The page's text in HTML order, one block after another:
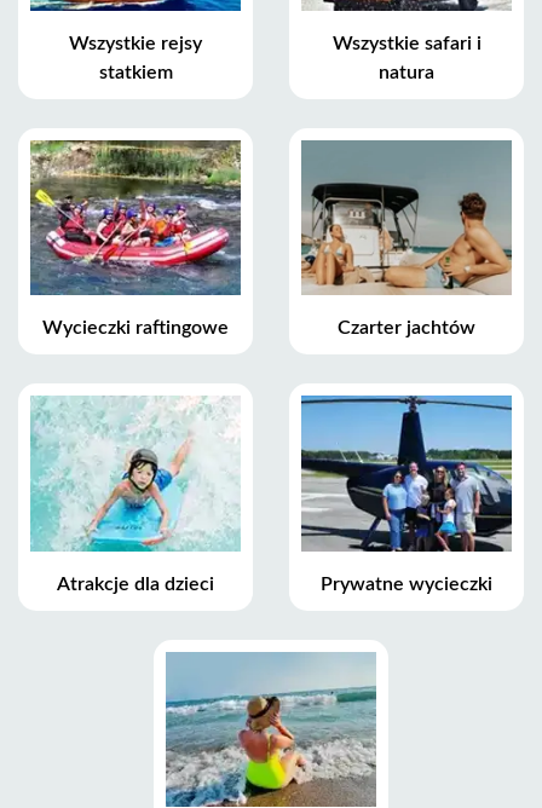
Wszystkie rejsy
statkiem
Wszystkie safari i
natura
Wycieczki raftingowe Czarter jachtów
Atrakcje dla dzieci Prywatne wycieczki